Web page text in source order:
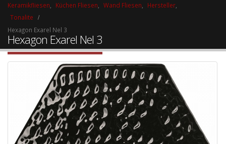
Keramikfliesen
Küchen Fliesen Wand Fliesen Hersteller
Tonalite
Hexagon Exarel Nel 3
Hexagon Exarel Nel 3